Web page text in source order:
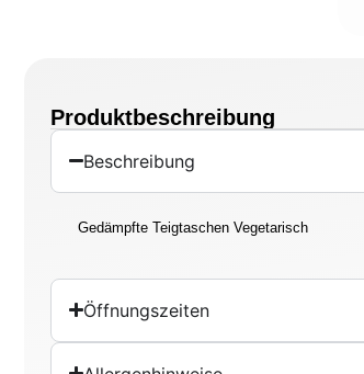
Produktbeschreibung
Beschreibung
Gedämpfte Teigtaschen Vegetarisch
Öffnungszeiten